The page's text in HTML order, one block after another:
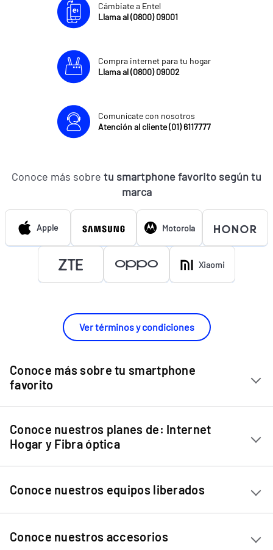
Cámbiate a Entel
Llama al (0800) 09001
Compra internet para tu hogar
Llama al (0800) 09002
Comunícate con nosotros
Atención al cliente (01) 6117777
Conoce más sobre tu smartphone favorito según tu
marca
Apple Motorola
Xiaomi
Ver términos y condiciones
Conoce más sobre tu smartphone
favorito
Chip Entel
Apple iPhone 11
Apple iPhone 12 Mini
Apple iPhone 13 Mini
Apple iPhone 13
Apple iPhone 13 Pro
Conoce nuestros planes de: Internet
Hogar y Fibra óptica
Internet Hogar
Fibra Óptica
Conoce nuestros equipos liberados
Ver equipos liberados
Conoce nuestros accesorios